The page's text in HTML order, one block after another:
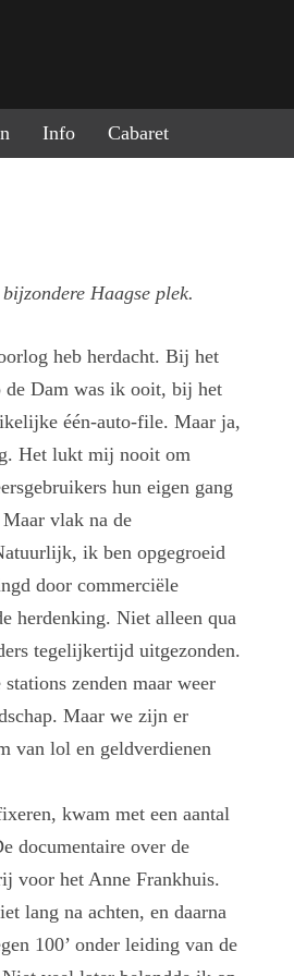
Info Cabaret
Haagse plek.
heb herdacht. Bij het
de Dam was ik ooit, bij het
één-auto-file. Maar ja,
Het lukt mij nooit om
hun eigen gang
vlak na de
ik ben opgegroeid
door commerciële
herdenking. Niet alleen qua
tegelijkertijd uitgezonden.
zenden maar weer
Maar we zijn er
van lol en geldverdienen
kwam met een aantal
documentaire over de
voor het Anne Frankhuis.
lang na achten, en daarna
100’ onder leiding van de